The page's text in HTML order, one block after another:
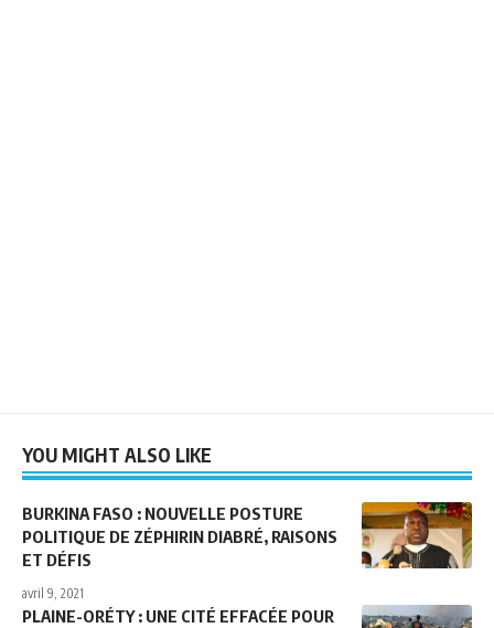
YOU MIGHT ALSO LIKE
BURKINA FASO : NOUVELLE POSTURE
POLITIQUE DE ZÉPHIRIN DIABRÉ, RAISONS
ET DÉFIS
avril 9, 2021
PLAINE-ORÉTY : UNE CITÉ EFFACÉE POUR